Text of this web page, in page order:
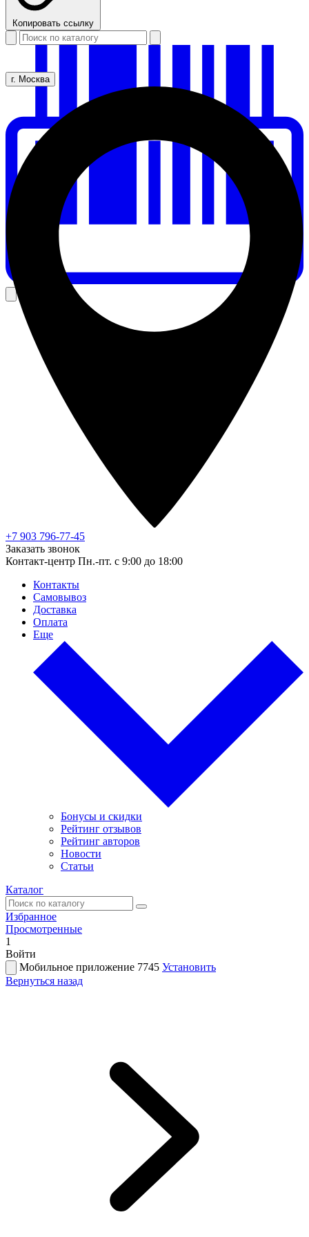
Копировать ссылку
+7 903 796-77-45
Заказать звонок
Контакт-центр Пн.-пт. с 9:00 до 18:00
Контакты
Самовывоз
Доставка
Оплата
Еще
Бонусы и скидки
Рейтинг отзывов
Рейтинг авторов
Новости
Статьи
Каталог
Избранное
Просмотренные
1
Войти
Мобильное приложение 7745 Установить
Вернуться назад